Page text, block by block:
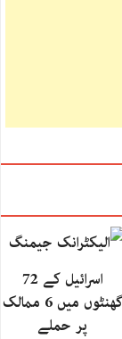
اسرائیل کے 72
گھنٹوں میں 6 ممالک
پر حملے